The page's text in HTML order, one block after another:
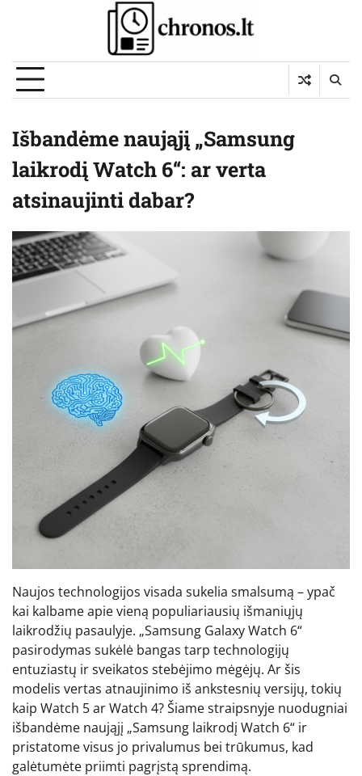
Išbandėme naująjį „Samsung
laikrodį Watch 6“: ar verta
atsinaujinti dabar?
Naujos technologijos visada sukelia smalsumą – ypač
kai kalbame apie vieną populiariausių išmaniųjų
laikrodžių pasaulyje. „Samsung Galaxy Watch 6“
pasirodymas sukėlė bangas tarp technologijų
entuziastų ir sveikatos stebėjimo mėgėjų. Ar šis
modelis vertas atnaujinimo iš ankstesnių versijų, tokių
kaip Watch 5 ar Watch 4? Šiame straipsnyje nuodugniai
išbandėme naująjį „Samsung laikrodį Watch 6“ ir
pristatome visus jo privalumus bei trūkumus, kad
galėtumėte priimti pagrįstą sprendimą.